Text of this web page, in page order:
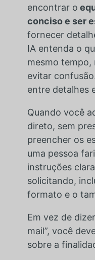
encontrar o
conciso e ser
fornecer
IA entenda o
mesmo tempo,
evitar
entre detalhes
Quando você
direto, sem
preencher os
uma pessoa
instruções
solicitando,
formato e o
Em vez de
mail”, você
sobre a